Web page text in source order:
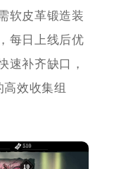
软皮革锻造装
每日上线后优
速补齐缺口，
效收集组